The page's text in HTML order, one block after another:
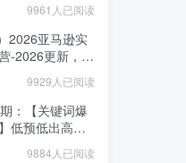
9961人已阅读
2026亚马逊实
-2026更新，多
打法+AI应
造盈利店铺
9929人已阅读
：【关键词爆
低预低出高投
9884人已阅读